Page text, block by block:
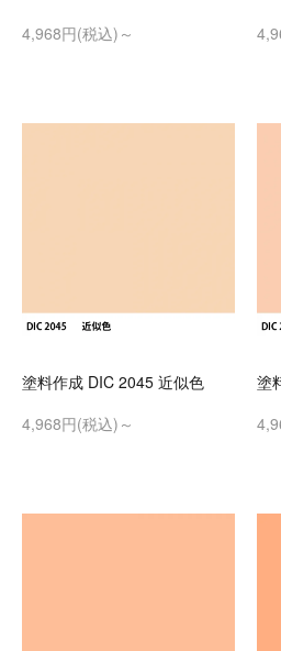
4,968円(税込)～
塗料作成 DIC 2045 近似色
4,968円(税込)～
塗